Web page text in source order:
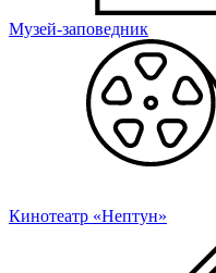
Музей-заповедник
Кинотеатр «Нептун»